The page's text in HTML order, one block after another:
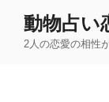
動物占い
2人の恋愛の相性